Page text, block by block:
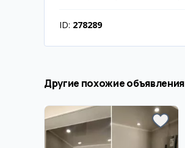
ID: 278289
Другие похожие объявления